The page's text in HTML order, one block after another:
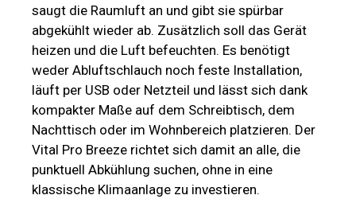
saugt die Raumluft an und gibt sie spürbar
abgekühlt wieder ab. Zusätzlich soll das Gerät
heizen und die Luft befeuchten. Es benötigt
weder Abluftschlauch noch feste Installation,
läuft per USB oder Netzteil und lässt sich dank
kompakter Maße auf dem Schreibtisch, dem
Nachttisch oder im Wohnbereich platzieren. Der
Vital Pro Breeze richtet sich damit an alle, die
punktuell Abkühlung suchen, ohne in eine
klassische Klimaanlage zu investieren.